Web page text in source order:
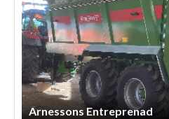
Arnessons Entreprenad